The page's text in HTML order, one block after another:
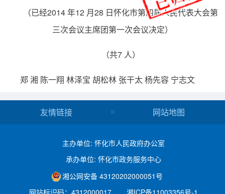
（已经2014 年12 月28 日怀化市第四届人民代表大会第
三次会议主席团第一次会议决定）
（共7 人）
郑 湘 陈一翔 林泽宝 胡松林 张干太 杨先容 宁志文
友情链接 网站地图
主办单位: 怀化市人民政府办公室
承办单位: 怀化市政务服务中心
湘公网安备 43120202000051号